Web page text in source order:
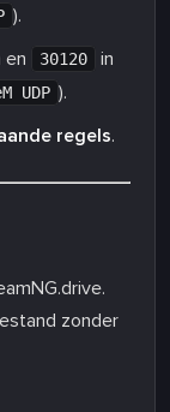
).
en 30120
in
UDP ).
regels.
zonder